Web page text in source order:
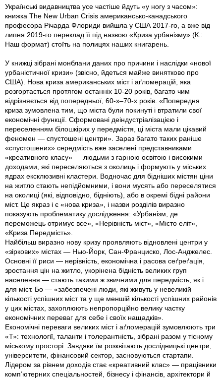
Українські видавництва усе частіше йдуть «у ногу з часом»:
книжка The New Urban Crisis американсько-канадського
професора Річарда Флориди вийшла у США 2017-го, а вже від
липня 2019-го переклад її під назвою «Криза урбанізму» (К.:
Наш формат) стоїть на полицях наших книгарень.
У книжці зібрані монблани даних про причини і наслідки «нової
урбаністичної кризи» (звісно, йдеться майже винятково про
США). Нова криза американських міст і аґломерацій, яка
розгортається протягом останніх 10-20 років, багато чим
відрізняється від попередньої, 60-х–70-х років. «Попередня
криза зумовлена тим, що міста були покинуті і втратили свої
економічні функції. Сформовані деіндустріалізацією і
переселенням білошкірих у передмістя, ці міста мали цікавий
феномен — спустошені центри». Зараз багато таких раніше
«спустошених» середмість вже заселені представниками
«креативного класу» — людьми з гарною освітою і високими
доходами, які переселяються з околиць і формують у міських
ядрах ексклюзивні кластери. Водночас для бідніших містян ціни
на житло стають непідйомними, і вони мусять або переселятися
на околиці (які, відповідно, бідніють), або в окремі бідні райони
міст. Це якраз і є «нова криза», і назви розділів виразно
показують проблематику дослідження: «Урбанізм, де
переможець отримує все», «Нерівність міст», «Місто еліт»,
«Криза Передмість».
Найбільш виразно нову кризу проявляють відновлені центри у
«зіркових» містах — Нью-Йорк, Сан-Франциско, Лос-Анджелес.
Основні її риси — нерівність, економічна і расова сеґреґація,
зростання цін на житло, укорінена бідність великих груп
населення — стають такими ж звичними для передмість, як і
для міст. Бо — «забезпечені люди, які живуть у невеликій
кількості успішних міст та у ще меншій кількості успішних районів
у цих містах, захоплюють непропорційно велику частку
економічних переваг для себе і своїх нащадків».
Економічні переваги великих міст і аґломерацій зумовлюють три
«Т»: технології, таланти і толерантність, зібрані разом у тісному
міському просторі. Завдяки їм розквітають дослідницькі центри,
університети, фінансовий сектор, засновуються стартапи.
Лідером за рівнем доходів стає «креативний клас» — працівники
комп’ютерних спеціальностей, бізнесу і фінансів, архітектори й